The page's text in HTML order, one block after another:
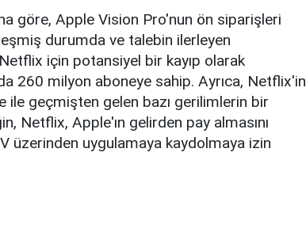
göre, Apple Vision Pro'nun ön siparişleri
durumda ve talebin ilerleyen
için potansiyel bir kayıp olarak
260 milyon aboneye sahip. Ayrıca, Netflix'in
ile geçmişten gelen bazı gerilimlerin bir
Netflix, Apple'ın gelirden pay almasını
üzerinden uygulamaya kaydolmaya izin